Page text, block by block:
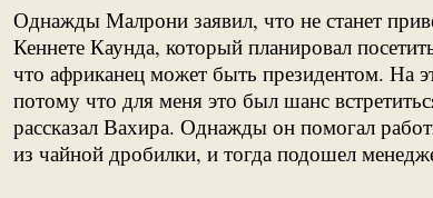
Однажды Малрони заявил, что не станет
Кеннете Каунда, который планировал
что африканец может быть президентом. На
потому что для меня это был шанс
рассказал Вахира. Однажды он помогал
из чайной дробилки, и тогда подошел